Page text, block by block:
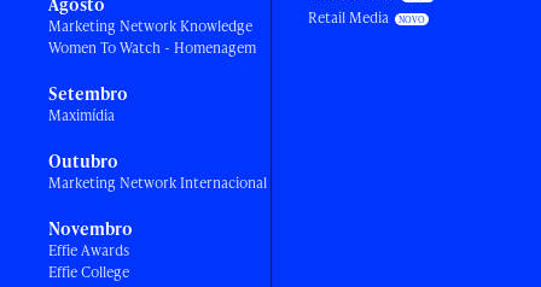
Marketing Network Knowledge
Women To Watch - Homenagem
Setembro
Maximídia
Outubro
Marketing Network Internacional
Novembro
Effie Awards
Effie College
Retail Media